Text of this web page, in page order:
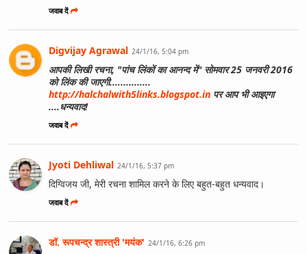
जवाब दें
Digvijay Agrawal 24/1/16, 5:04 pm
आपकी लिखी रचना, "पांच लिंकों का आनन्द में" सोमवार 25 जनवरी 2016
को लिंक की जाएगी...............
http://halchalwith5links.blogspot.in पर आप भी आइएगा
....धन्यवाद!
जवाब दें
Jyoti Dehliwal 24/1/16, 5:37 pm
दिग्विजय जी, मेरी रचना शामिल करने के लिए बहुत-बहुत धन्यवाद।
जवाब दें
डॉ. रूपचन्द्र शास्त्री 'मयंक' 24/1/16, 6:26 pm